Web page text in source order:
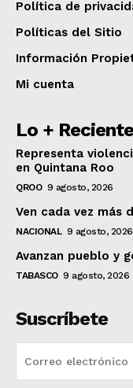
Política de
Políticas del Sitio
Información
Mi cuenta
Lo + Reciente
Representa
en Quintana Roo
QROO 9 agosto, 2026
Ven cada vez más
NACIONAL 9 agosto, 2026
Avanzan pueblo y
TABASCO 9 agosto, 2026
Suscríbete